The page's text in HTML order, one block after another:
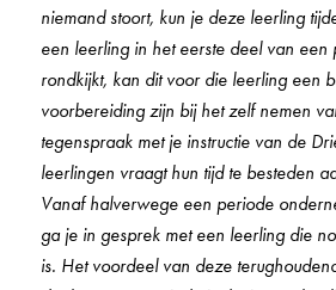
niemand stoort, kun je deze leerling
een leerling in het eerste deel van een
rondkijkt, kan dit voor die leerling een
voorbereiding zijn bij het zelf nemen
tegenspraak met je instructie van de
leerlingen vraagt ​​hun tijd te besteden
Vanaf halverwege een periode
ga je in gesprek met een leerling die
is. Het voordeel van deze